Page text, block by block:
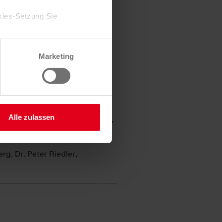
Setzung Sie
jederzeit
Marketing
Alle zulassen
.
Dr. Peter Riedler,